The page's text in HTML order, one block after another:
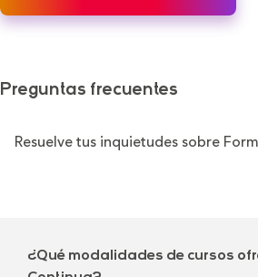
Preguntas frecuentes
Resuelve tus inquietudes sobre
¿Qué modalidades de cursos